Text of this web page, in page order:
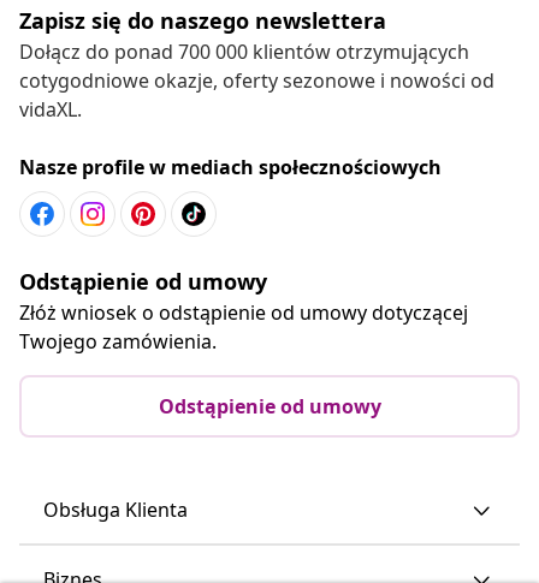
Zapisz się do naszego newslettera
Dołącz do ponad 700 000 klientów otrzymujących
cotygodniowe okazje, oferty sezonowe i nowości od
vidaXL.
Nasze profile w mediach społecznościowych
Odstąpienie od umowy
Złóż wniosek o odstąpienie od umowy dotyczącej
Twojego zamówienia.
Odstąpienie od umowy
Obsługa Klienta